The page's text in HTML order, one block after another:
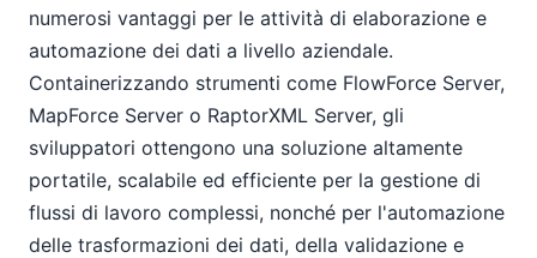
numerosi vantaggi per le attività di elaborazione e
automazione dei dati a livello aziendale.
Containerizzando strumenti come FlowForce Server,
MapForce Server o RaptorXML Server, gli
sviluppatori ottengono una soluzione altamente
portatile, scalabile ed efficiente per la gestione di
flussi di lavoro complessi, nonché per l'automazione
delle trasformazioni dei dati, della validazione e